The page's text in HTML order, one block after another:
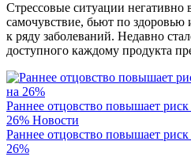
Стрессовые ситуации
самочувствие, бьют по
к ряду заболеваний. Недавно
доступного каждому продукта
Раннее отцовство повышает
26% Новости
Раннее отцовство повышает
26%